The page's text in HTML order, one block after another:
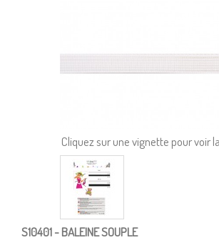
Cliquez sur une vignette pour voir
S10401- BALEINE SOUPLE